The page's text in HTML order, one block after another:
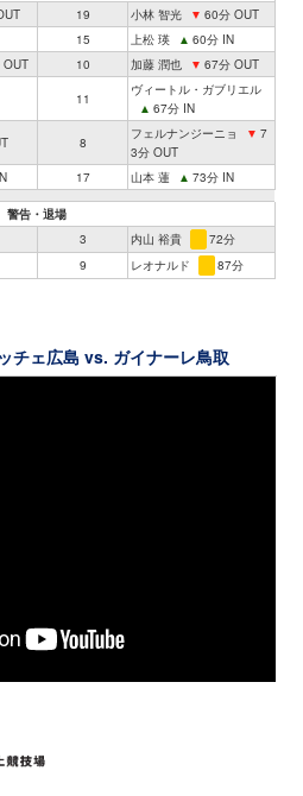
19 小林 智光 ▼ 60分 OUT
15 上松 瑛 ▲ 60分 IN
OUT 10 加藤 潤也 ▼ 67分 OUT
11
ヴィートル・ガブリエル
▲ 67分 IN
8
フェルナンジーニョ ▼ 7
3分 OUT
17 山本 蓮 ▲ 73分 IN
警告・退場
3
内山 裕貴
72分
9
レオナルド 87分
チェ広島 vs. ガイナーレ鳥取